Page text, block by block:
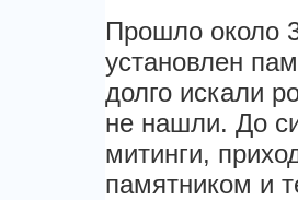
Прошло около
установлен
долго искали
не нашли. До
митинги,
памятником и